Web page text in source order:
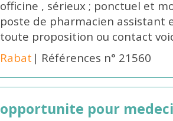
officine , sérieux ; ponctuel et
poste de pharmacien
toute proposition ou contact
Rabat | Références n° 21560
opportunite pour